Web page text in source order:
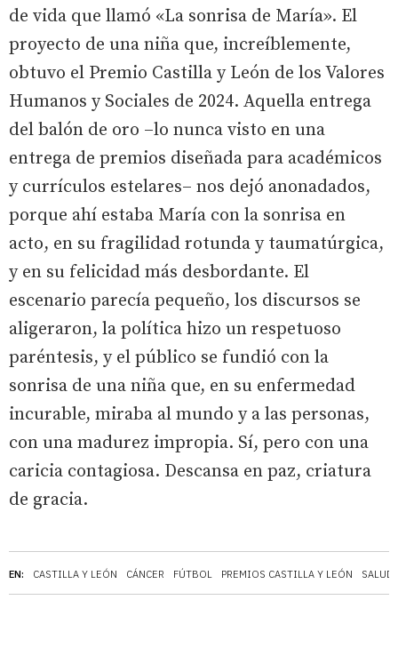
EN: CASTILLA Y LEÓN CÁNCER FÚTBOL PREMIOS CASTILLA Y LEÓN SALUD
de vida que llamó «La sonrisa de María». El
proyecto de una niña que, increíblemente,
obtuvo el Premio Castilla y León de los Valores
Humanos y Sociales de 2024. Aquella entrega
del balón de oro –lo nunca visto en una
entrega de premios diseñada para académicos
y currículos estelares– nos dejó anonadados,
porque ahí estaba María con la sonrisa en
acto, en su fragilidad rotunda y taumatúrgica,
y en su felicidad más desbordante. El
escenario parecía pequeño, los discursos se
aligeraron, la política hizo un respetuoso
paréntesis, y el público se fundió con la
sonrisa de una niña que, en su enfermedad
incurable, miraba al mundo y a las personas,
con una madurez impropia. Sí, pero con una
caricia contagiosa. Descansa en paz, criatura
de gracia.